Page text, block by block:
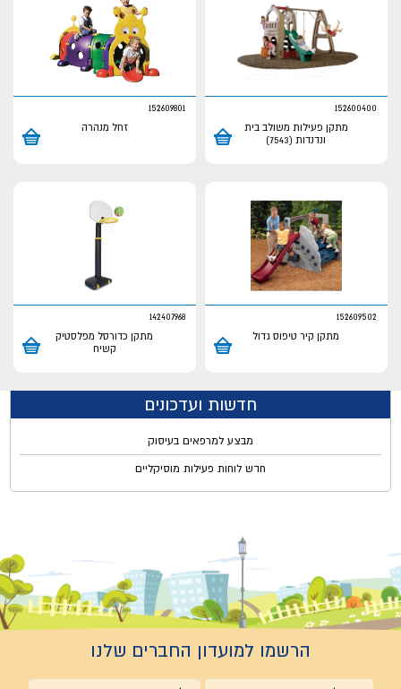
152600400
מתקן פעילות משולב בית
ונדנדות (7543)
152609801
זחל מנהרה
152609502
מתקן קיר טיפוס גדול
142407968
מתקן כדורסל מפלסטיק
קשיח
חדשות ועדכונים
מבצע למרפאים בעיסוק
חדש לוחות פעילות מוסיקליים
הרשמו למועדון החברים שלנו